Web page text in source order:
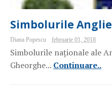
Simbolurile
Diana Popescu februarie 01, 2018
Simbolurile naționale ale
Gheorghe... Continuare..